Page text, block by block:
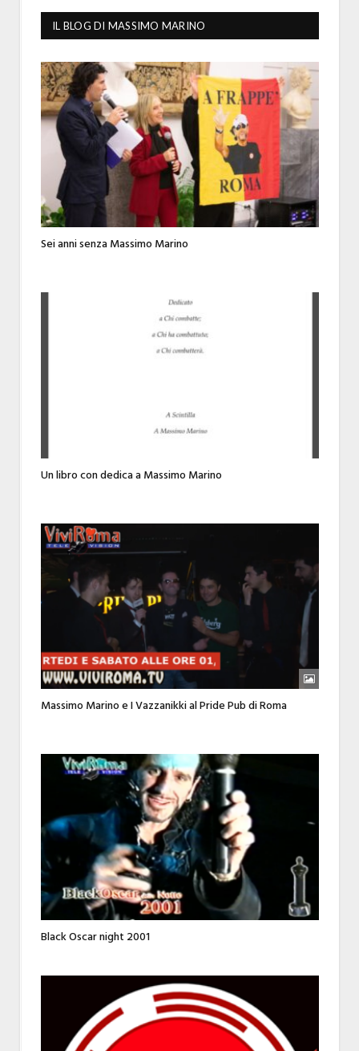
IL BLOG DI MASSIMO MARINO
Sei anni senza Massimo Marino
Un libro con dedica a Massimo Marino
Massimo Marino e I Vazzanikki al Pride Pub di Roma
Black Oscar night 2001